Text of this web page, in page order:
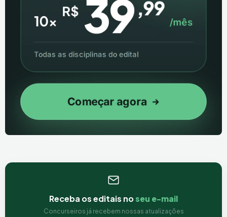
Receba os editais noseu e-mail
Concurseiros já recebem nossas atualizações